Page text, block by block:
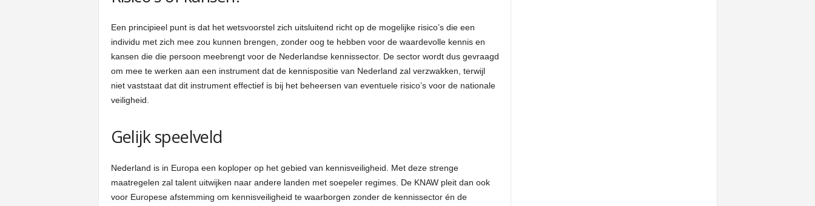
Een principieel punt is dat het wetsvoorstel zich uitsluitend richt op de mogelijke risico’s die een
individu met zich mee zou kunnen brengen, zonder oog te hebben voor de waardevolle kennis en
kansen die die persoon meebrengt voor de Nederlandse kennissector. De sector wordt dus gevraagd
om mee te werken aan een instrument dat de kennispositie van Nederland zal verzwakken, terwijl
niet vaststaat dat dit instrument effectief is bij het beheersen van eventuele risico’s voor de nationale
veiligheid.
Gelijk speelveld
Nederland is in Europa een koploper op het gebied van kennisveiligheid. Met deze strenge
maatregelen zal talent uitwijken naar andere landen met soepeler regimes. De KNAW pleit dan ook
voor Europese afstemming om kennisveiligheid te waarborgen zonder de kennissector én de